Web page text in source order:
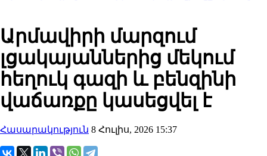
Արմավիրի մարզում
լցակայաններից մեկում
հեղուկ գազի և բենզինի
վաճառքը կասեցվել է
Հասարակություն 8 Հուլիս, 2026 15:37